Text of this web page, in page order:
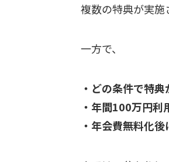
複数の特典が実施
一方で、
・どの条件で特
・年間100万円
・年会費無料化